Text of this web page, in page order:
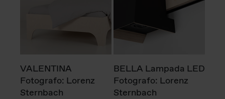
VALENTINA
Fotografo: Lorenz
Sternbach
BELLA Lampada LED
Fotografo: Lorenz
Sternbach